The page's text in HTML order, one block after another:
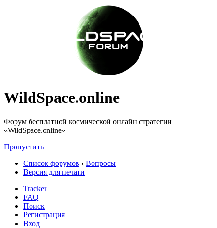
WildSpace.online
Форум бесплатной космической онлайн стратегии
«WildSpace.online»
Пропустить
Список форумов ‹ Вопросы
Версия для печати
Tracker
FAQ
Поиск
Регистрация
Вход